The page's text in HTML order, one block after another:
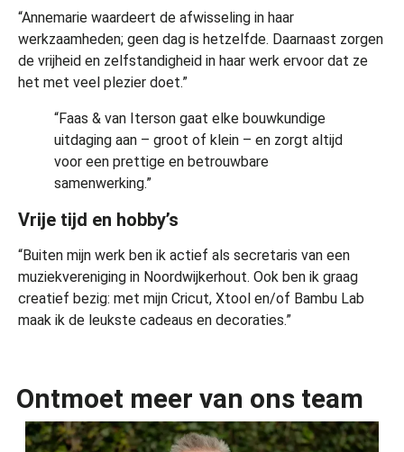
“Annemarie waardeert de afwisseling in haar
werkzaamheden; geen dag is hetzelfde. Daarnaast zorgen
de vrijheid en zelfstandigheid in haar werk ervoor dat ze
het met veel plezier doet.”
“Faas & van Iterson gaat elke bouwkundige
uitdaging aan – groot of klein – en zorgt altijd
voor een prettige en betrouwbare
samenwerking.”
Vrije tijd en hobby’s
“Buiten mijn werk ben ik actief als secretaris van een
muziekvereniging in Noordwijkerhout. Ook ben ik graag
creatief bezig: met mijn Cricut, Xtool en/of Bambu Lab
maak ik de leukste cadeaus en decoraties.”
Ontmoet meer van ons team